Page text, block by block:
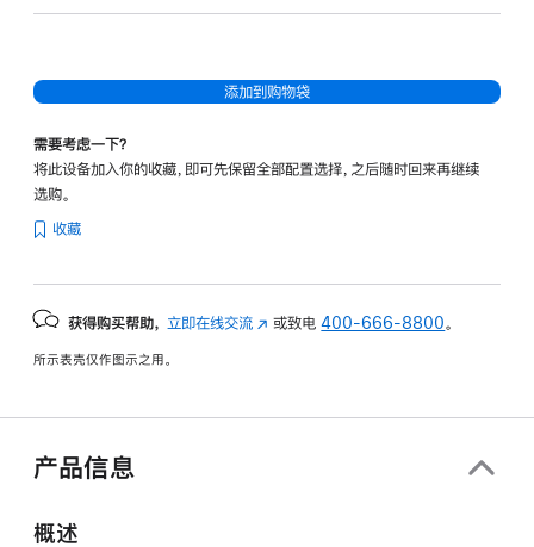
添加到购物袋
需要考虑一下？
将此设备加入你的收藏，即可先保留全部配置选择，之后随时回来再继续
选购。
收藏
获得购买帮助， 立即在线交流 (在
中
或致电400-666-8800 。
所示表壳仅作图示之用。
产品信息
概述